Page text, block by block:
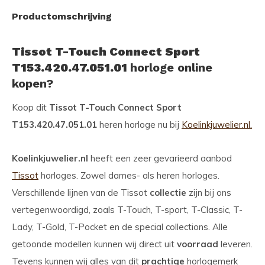
Productomschrijving
Tissot T-Touch Connect Sport
T153.420.47.051.01 horloge online
kopen?
Koop dit Tissot T-Touch Connect Sport
T153.420.47.051.01 heren horloge nu bij Koelinkjuwelier.nl.
Koelinkjuwelier.nl heeft een zeer gevarieerd aanbod
Tissot horloges. Zowel dames- als heren horloges.
Verschillende lijnen van de Tissot collectie zijn bij ons
vertegenwoordigd, zoals T-Touch, T-sport, T-Classic, T-
Lady, T-Gold, T-Pocket en de special collections. Alle
getoonde modellen kunnen wij direct uit voorraad leveren.
Tevens kunnen wij alles van dit prachtige horlogemerk